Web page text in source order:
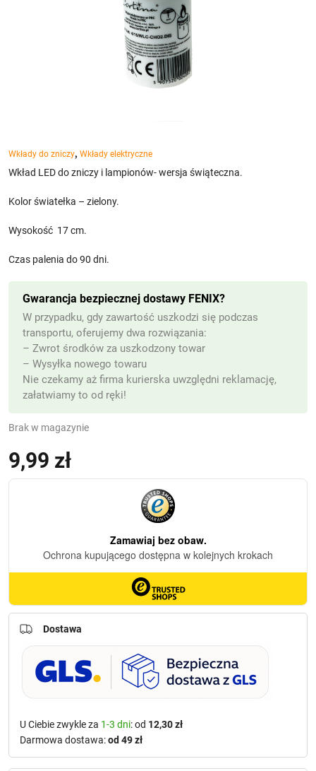
Wkłady do zniczy, Wkłady elektryczne
9,99 zł
Wkład LED do zniczy i lampionów- wersja świąteczna.
Kolor światełka – zielony.
Wysokość 17 cm.
Czas palenia do 90 dni.
Brak w magazynie
Gwarancja bezpiecznej dostawy FENIX?
W przypadku, gdy zawartość uszkodzi się podczas
transportu, oferujemy dwa rozwiązania:
– Zwrot środków za uszkodzony towar
– Wysyłka nowego towaru
Nie czekamy aż firma kurierska uwzględni reklamację,
załatwiamy to od ręki!
Dostawa
U Ciebie zwykle za 1-3 dni: od 12,30 zł
Darmowa dostawa:od 49 zł